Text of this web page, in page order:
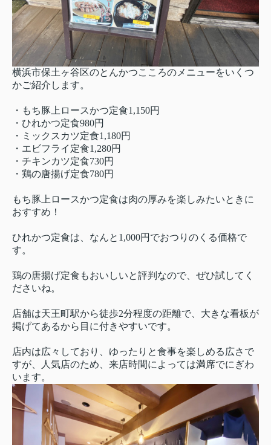
横浜市保土ヶ谷区のとんかつこころのメニューをいくつ
かご紹介します。
・もち豚上ロースかつ定食1,150円
・ひれかつ定食980円
・ミックスカツ定食1,180円
・エビフライ定食1,280円
・チキンカツ定食730円
・鶏の唐揚げ定食780円
もち豚上ロースかつ定食は肉の厚みを楽しみたいときに
おすすめ！
ひれかつ定食は、なんと1,000円でおつりのくる価格で
す。
鶏の唐揚げ定食もおいしいと評判なので、ぜひ試してく
ださいね。
店舗は天王町駅から徒歩2分程度の距離で、大きな看板が
掲げてあるから目に付きやすいです。
店内は広々しており、ゆったりと食事を楽しめる広さで
すが、人気店のため、来店時間によっては満席でにぎわ
います。